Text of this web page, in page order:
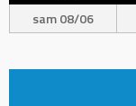
sam 08/06